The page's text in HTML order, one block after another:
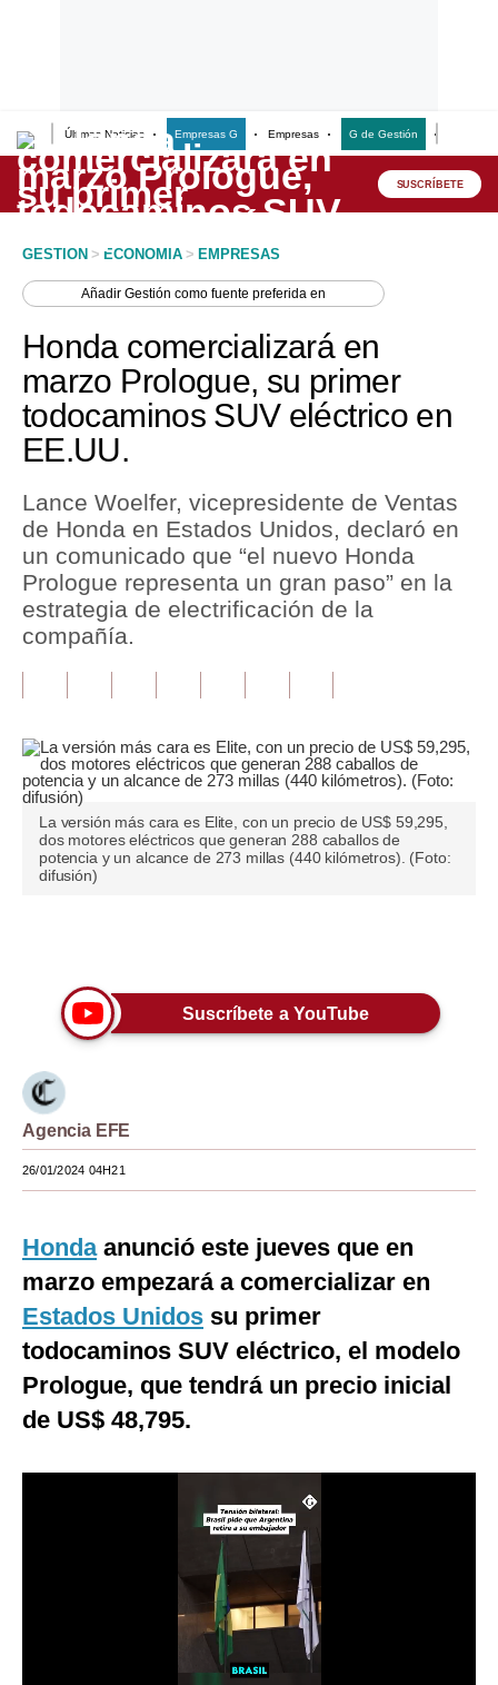
Últimas Noticias Empresas G Empresas G de Gestión
Lo último
Peru Quiosco
Economía
Mercados
Perú
Política
Tu Dinero
Finanzas Personales
Inmobiliarias
Plus G
Editorial
Pregunta de hoy
Blogs
Viajes
Moda
Estilos
Mundo
EEUU
España
Internacional
Tecnología
Club del Suscriptor
Mix
G de Gestión
SUSCRÍBETE
GESTION > ECONOMIA > EMPRESAS
AñadirGestión como fuente preferida en
Honda comercializará en
marzo Prologue, su primer
todocaminos SUV eléctrico en
EE.UU.
Lance Woelfer, vicepresidente de Ventas
de Honda en Estados Unidos, declaró en
un comunicado que “el nuevo Honda
Prologue representa un gran paso” en la
estrategia de electrificación de la
compañía.
La versión más cara es Elite, con un precio de US$ 59,295,
dos motores eléctricos que generan 288 caballos de
potencia y un alcance de 273 millas (440 kilómetros). (Foto:
difusión)
Suscríbete a YouTube
Agencia EFE
26/01/2024 04H21
Hondaanunció este jueves que en
marzo empezará a comercializar en
Estados Unidos su primer
todocaminos SUV eléctrico, el modelo
Prologue, que tendrá un precio inicial
de US$ 48,795.